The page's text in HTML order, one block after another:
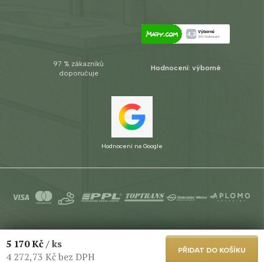
97 % zákazníků
doporučuje
Hodnocení: výborné
Hodnocení na Google
. Všechna práva vyhrazena.Upravit
5 170 Kč/ ks
4 272,73 Kč bez DPH
PŘIDAT DO KOŠÍKU